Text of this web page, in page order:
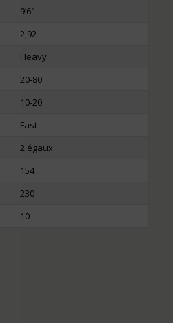
9’6″
2,92
Heavy
20-80
10-20
Fast
2 égaux
154
230
10